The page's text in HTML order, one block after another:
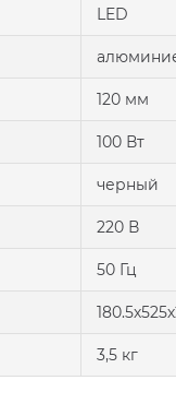
LED
120 мм
100 Вт
черный
220 В
50 Гц
3,5 кг